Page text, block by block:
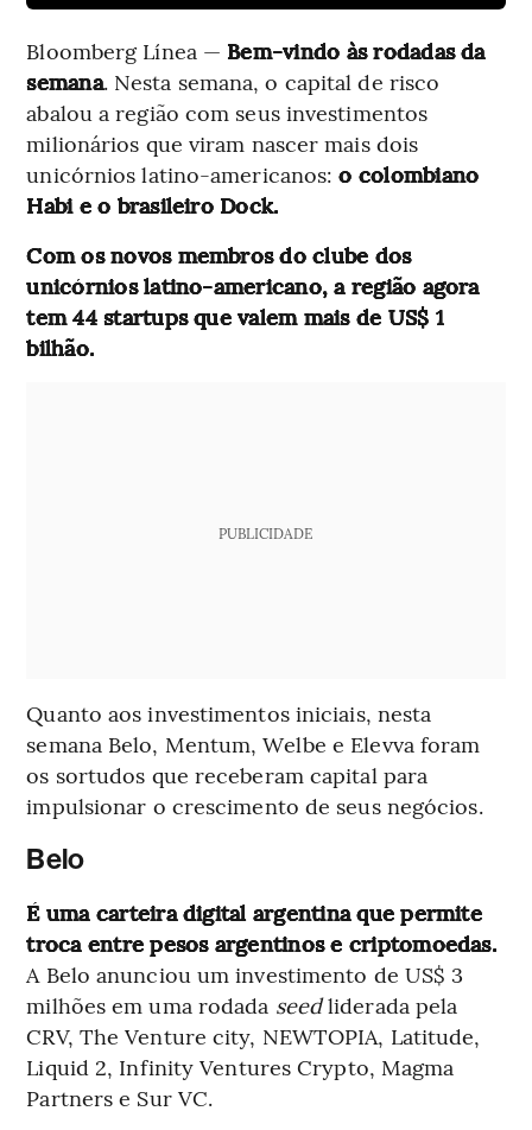
Bloomberg Línea — Bem-vindo às rodadas da
semana. Nesta semana, o capital de risco
abalou a região com seus investimentos
milionários que viram nascer mais dois
unicórnios latino-americanos:o colombiano
Habi e o brasileiro Dock.
Com os novos membros do clube dos
unicórnios latino-americano, a região agora
tem 44 startups que valem mais de US$ 1
bilhão.
PUBLICIDADE
Quanto aos investimentos iniciais, nesta
semana Belo, Mentum, Welbe e Elevva foram
os sortudos que receberam capital para
impulsionar o crescimento de seus negócios.
Belo
É uma carteira digital argentina que permite
troca entre pesos argentinos e criptomoedas.
A Belo anunciou um investimento de US$ 3
milhões em uma rodada seedliderada pela
CRV, The Venture city, NEWTOPIA, Latitude,
Liquid 2, Infinity Ventures Crypto, Magma
Partners e Sur VC.